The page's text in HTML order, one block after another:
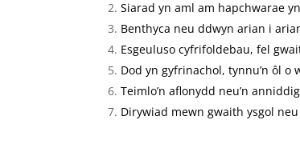
Siarad yn aml am hapchwarae
Benthyca neu ddwyn arian i
Esgeuluso cyfrifoldebau, fel
Dod yn gyfrinachol, tynnu’n ôl
Teimlo’n aflonydd neu’n
Dirywiad mewn gwaith ysgol